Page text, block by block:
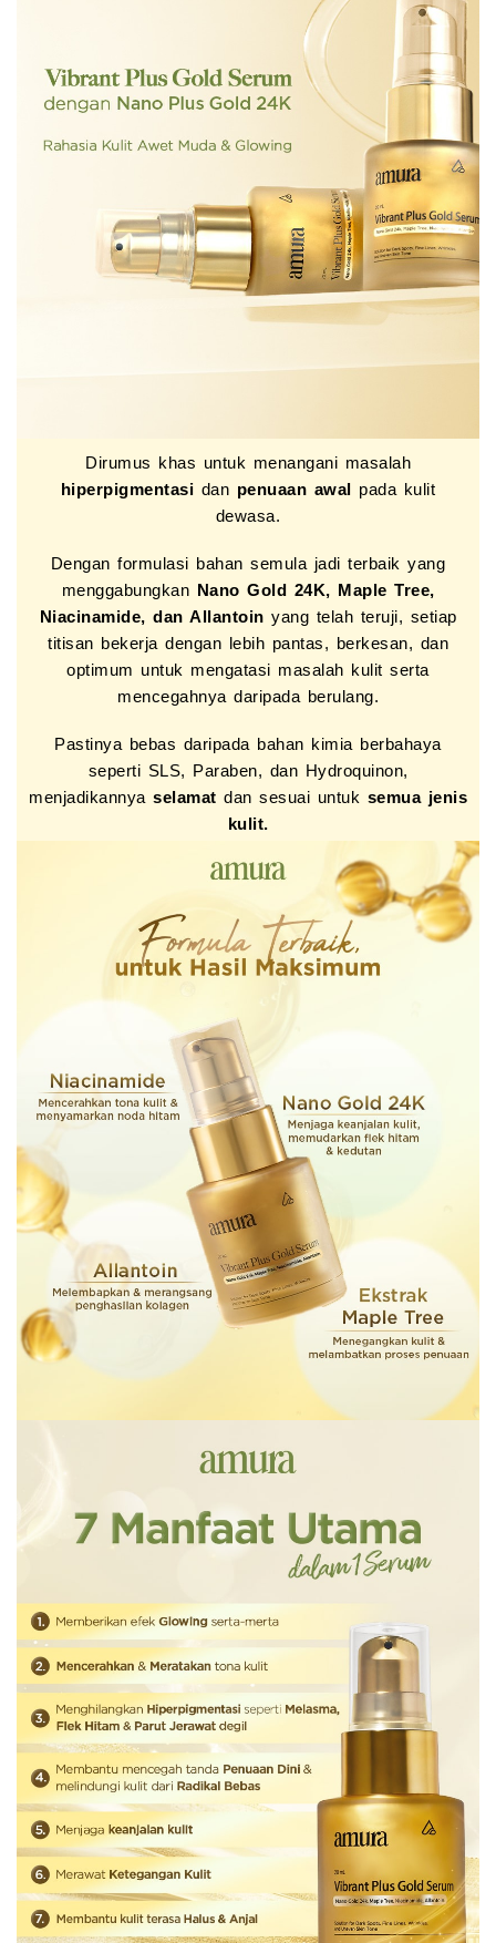
Dirumus khas untuk menangani masalah
hiperpigmentasi dan penuaan awal pada kulit
dewasa.
Dengan formulasi bahan semula jadi terbaik yang
menggabungkan Nano Gold 24K, Maple Tree,
Niacinamide, dan Allantoin yang telah teruji, setiap
titisan bekerja dengan lebih pantas, berkesan, dan
optimum untuk mengatasi masalah kulit serta
mencegahnya daripada berulang.
Pastinya bebas daripada bahan kimia berbahaya
seperti SLS, Paraben, dan Hydroquinon,
menjadikannya selamat dan sesuai untuk semua jenis
kulit.